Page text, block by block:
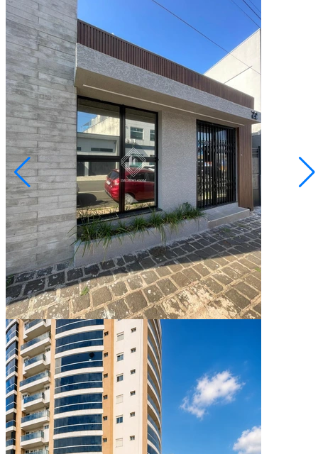
Oficinas
R$ 470.000,00
SALA COMERCIAL EM OFICINAS
Ponta Grossa/PR
2073626.001
4Quartos
92,40Área Privativa (m²)
Conversar no WhatsApp